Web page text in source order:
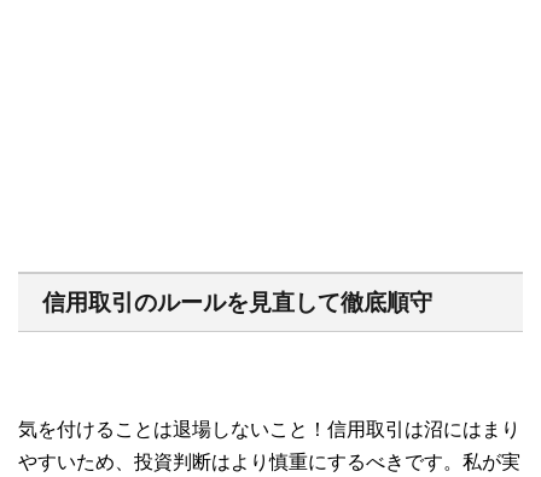
信用取引のルールを見直して徹底順守
気を付けることは退場しないこと！信用取引は沼にはまり
やすいため、投資判断はより慎重にするべきです。私が実